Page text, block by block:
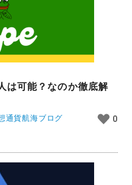
は可能？なのか徹底解
通貨航海ブログ 0